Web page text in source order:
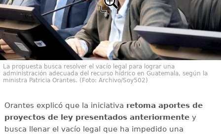
La propuesta busca resolver el vacío legal para lograr una
administración adecuada del recurso hídrico en Guatemala, según la
ministra Patricia Orantes. (Foto: Archivo/Soy502)
Orantes explicó que la iniciativa retoma aportes de
proyectos de ley presentados anteriormentey
busca llenar el vacío legal que ha impedido una